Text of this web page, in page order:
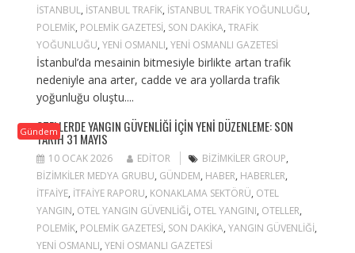
ISTANBUL, ISTANBUL TRAFIK, ISTANBUL TRAFIK YOĞUNLUĞU,
POLEMIK, POLEMIK GAZETESI, SON DAKIKA, TRAFIK
YOĞUNLUĞU, YENI OSMANLI, YENI OSMANLI GAZETESI
İstanbul’da mesainin bitmesiyle birlikte artan trafik
nedeniyle ana arter, cadde ve ara yollarda trafik
yoğunluğu oluştu....
Gündem
OTELLERDE YANGIN GÜVENLIĞI IÇIN YENI DÜZENLEME: SON
TARIH 31 MAYIS
10 OCAK 2026 EDITOR BIZIMKILER GROUP,
BIZIMKILER MEDYA GRUBU, GÜNDEM, HABER, HABERLER,
ITFAIYE, ITFAIYE RAPORU, KONAKLAMA SEKTÖRÜ, OTEL
YANGIN, OTEL YANGIN GÜVENLIĞI, OTEL YANGINI, OTELLER,
POLEMIK, POLEMIK GAZETESI, SON DAKIKA, YANGIN GÜVENLIĞI,
YENI OSMANLI, YENI OSMANLI GAZETESI